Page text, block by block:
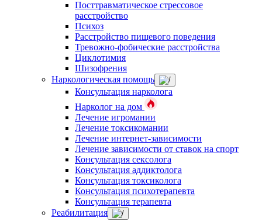
Посттравматическое стрессовое
расстройство
Психоз
Расстройство пищевого поведения
Тревожно-фобические расстройства
Циклотимия
Шизофрения
Наркологическая помощь
Консультация нарколога
Нарколог на дом
Лечение игромании
Лечение токсикомании
Лечение интернет-зависимости
Лечение зависимости от ставок на спорт
Консультация сексолога
Консультация аддиктолога
Консультация токсиколога
Консультация психотерапевта
Консультация терапевта
Реабилитация